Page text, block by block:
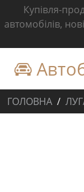
Купівля-
автомобілів,
ГОЛОВНА